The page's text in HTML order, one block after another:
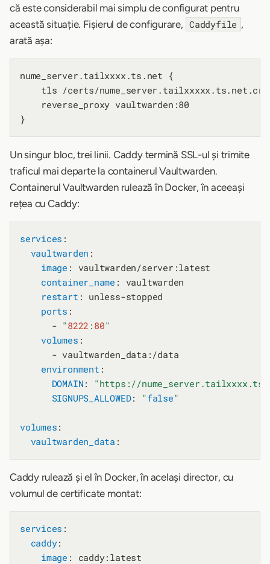
că este considerabil mai simplu de configurat pentru
această situație. Fișierul de configurare, Caddyfile ,
arată așa:
nume_server.tailxxxx.ts.net {
tls /certs/
    reverse_proxy vaultwarden:80
Un singur bloc, trei linii. Caddy termină SSL-ul și trimite
traficul mai departe la containerul Vaultwarden.
Containerul Vaultwarden rulează în Docker, în aceeași
rețea cu Caddy:
services :
vaultwarden :
image : vaultwarden/server:latest
container_name : vaultwarden
restart : unless-stopped
ports :
      -
"8222 : 80"
volumes :
      - vaultwarden_data:/data
environment :
DOMAIN :
"https://
SIGNUPS_ALLOWED: "false"
volumes :
vaultwarden_data
Caddy rulează și el în Docker, în același director, cu
volumul de certificate montat:
services :
caddy:
image : caddy:latest